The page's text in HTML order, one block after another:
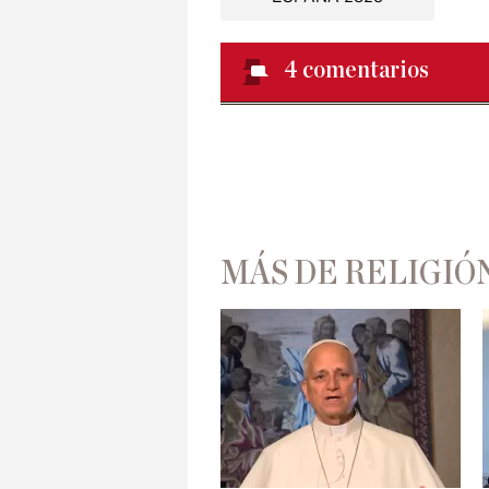
4 comentarios
MÁS DE